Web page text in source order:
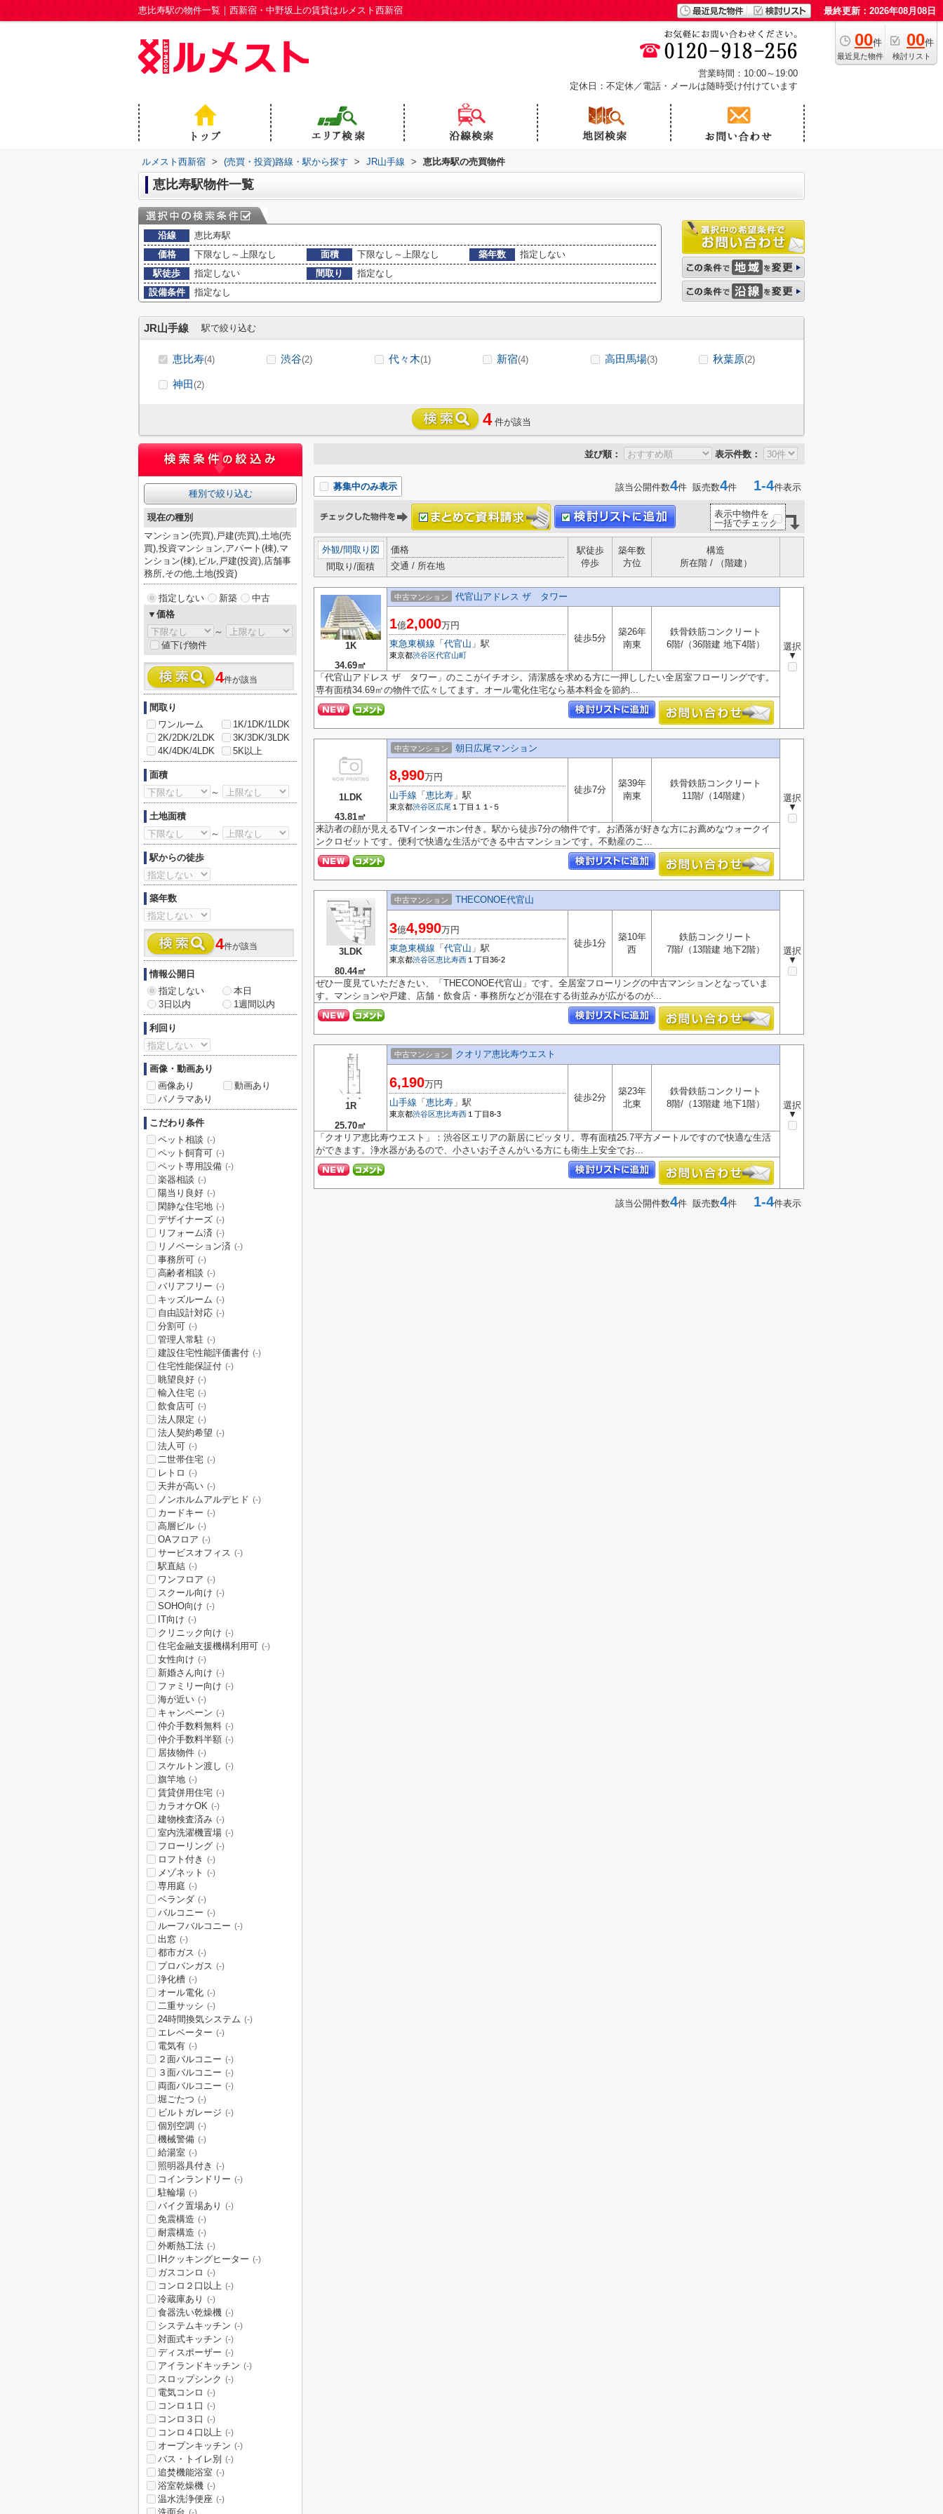
恵比寿駅の物件一覧｜西新宿・中野坂上の賃貸はルメスト西新宿 最終更新：2026年08月08日
00件
最近見た物件
00件
検討リスト
営業時間：10:00～19:00
定休日：不定休／電話・メールは随時受け付けています
ルメスト西新宿 > (売買・投資)路線・駅から探す > JR山手線 > 恵比寿駅の売買物件
恵比寿駅物件一覧
沿線
恵比寿駅
価格
下限なし～上限なし 面積 下限なし～上限なし 築年数
指定しない
駅徒歩
指定しない 間取り
指定なし
設備条件
指定なし
JR山手線 駅で絞り込む
恵比寿(4) 渋谷(2) 代々木(1) 新宿(4) 高田馬場(3) 秋葉原(2)
神田(2)
4 件が該当
並び順： 表示件数：
募集中のみ表示 該当公開件数4件 販売数4件 1-4件表示
表示中物件を
一括でチェック
外観/間取り図
間取り/面積
価格
交通 / 所在地
駅徒歩
停歩
築年数
方位
構造
所在階 / （階建）
1K
34.69㎡
中古マンション 代官山アドレス ザ タワー
選択
▼
1億2,000万円
東急東横線 「 代官山 」駅
東京都渋谷区代官山町
徒歩5分
築26年
南東
鉄骨鉄筋コンクリート
6階/（36階建 地下4階）
「代官山アドレス ザ タワー」のここがイチオシ。清潔感を求める方に一押ししたい全居室フローリングです。
専有面積34.69㎡の物件で広々してます。オール電化住宅なら基本料金を節約...
1LDK
43.81㎡
中古マンション 朝日広尾マンション
選択
▼
8,990万円
山手線 「 恵比寿 」駅
東京都渋谷区 広尾 １丁目１１-５
徒歩7分
築39年
南東
鉄骨鉄筋コンクリート
11階/（14階建）
来訪者の顔が見えるTVインターホン付き。駅から徒歩7分の物件です。お洒落が好きな方にお薦めなウォークイ
ンクロゼットです。便利で快適な生活ができる中古マンションです。不動産のこ...
3LDK
80.44㎡
中古マンション THECONOE代官山
選択
▼
3億4,990万円
東急東横線 「 代官山 」駅
東京都渋谷区恵比寿西 １丁目36-2
徒歩1分
築10年
西
鉄筋コンクリート
7階/（13階建 地下2階）
ぜひ一度見ていただきたい、「THECONOE代官山」です。全居室フローリングの中古マンションとなっていま
す。マンションや戸建、店舗・飲食店・事務所などが混在する街並みが広がるのが...
1R
25.70㎡
中古マンション クオリア恵比寿ウエスト
選択
▼
6,190万円
山手線 「 恵比寿 」駅
東京都渋谷区恵比寿西 １丁目8-3
徒歩2分
築23年
北東
鉄骨鉄筋コンクリート
8階/（13階建 地下1階）
「クオリア恵比寿ウエスト」：渋谷区エリアの新居にピッタリ。専有面積25.7平方メートルですので快適な生活
ができます。浄水器があるので、小さいお子さんがいる方にも衛生上安全でお...
該当公開件数4件 販売数4件 1-4件表示
種別で絞り込む
現在の種別
マンション(売買),戸建(売買),土地(売
買),投資マンション,アパート(棟),マ
ンション(棟),ビル,戸建(投資),店舗事
務所,その他,土地(投資)
指定しない 新築
中古
▼価格
～
値下げ物件
4件が該当
間取り
ワンルーム
1K/1DK/1LDK
2K/2DK/2LDK
3K/3DK/3LDK
4K/4DK/4LDK
5K以上
面積
～
土地面積
～
駅からの徒歩
築年数
4件が該当
情報公開日
指定しない
本日
3日以内
1週間以内
利回り
画像・動画あり
画像あり
動画あり
パノラマあり
こだわり条件
ペット相談 (-)
ペット飼育可 (-)
ペット専用設備 (-)
楽器相談 (-)
陽当り良好 (-)
閑静な住宅地 (-)
デザイナーズ (-)
リフォーム済 (-)
リノベーション済 (-)
事務所可 (-)
高齢者相談 (-)
バリアフリー (-)
キッズルーム (-)
自由設計対応 (-)
分割可 (-)
管理人常駐 (-)
建設住宅性能評価書付 (-)
住宅性能保証付 (-)
眺望良好 (-)
輸入住宅 (-)
飲食店可 (-)
法人限定 (-)
法人契約希望 (-)
法人可 (-)
二世帯住宅 (-)
レトロ (-)
天井が高い (-)
ノンホルムアルデヒド (-)
カードキー (-)
高層ビル (-)
OAフロア (-)
サービスオフィス (-)
駅直結 (-)
ワンフロア (-)
スクール向け (-)
SOHO向け (-)
IT向け (-)
クリニック向け (-)
住宅金融支援機構利用可 (-)
女性向け (-)
新婚さん向け (-)
ファミリー向け (-)
海が近い (-)
キャンペーン (-)
仲介手数料無料 (-)
仲介手数料半額 (-)
居抜物件 (-)
スケルトン渡し (-)
旗竿地 (-)
賃貸併用住宅 (-)
カラオケOK (-)
建物検査済み (-)
室内洗濯機置場 (-)
フローリング (-)
ロフト付き (-)
メゾネット (-)
専用庭 (-)
ベランダ (-)
バルコニー (-)
ルーフバルコニー (-)
出窓 (-)
都市ガス (-)
プロパンガス (-)
浄化槽 (-)
オール電化 (-)
二重サッシ (-)
24時間換気システム (-)
エレベーター (-)
電気有 (-)
２面バルコニー (-)
３面バルコニー (-)
両面バルコニー (-)
堀ごたつ (-)
ビルトガレージ (-)
個別空調 (-)
機械警備 (-)
給湯室 (-)
照明器具付き (-)
コインランドリー (-)
駐輪場 (-)
バイク置場あり (-)
免震構造 (-)
耐震構造 (-)
外断熱工法 (-)
IHクッキングヒーター (-)
ガスコンロ (-)
コンロ２口以上 (-)
冷蔵庫あり (-)
食器洗い乾燥機 (-)
システムキッチン (-)
対面式キッチン (-)
ディスポーザー (-)
アイランドキッチン (-)
スロップシンク (-)
電気コンロ (-)
コンロ１口 (-)
コンロ３口 (-)
コンロ４口以上 (-)
オープンキッチン (-)
バス・トイレ別 (-)
追焚機能浴室 (-)
浴室乾燥機 (-)
温水洗浄便座 (-)